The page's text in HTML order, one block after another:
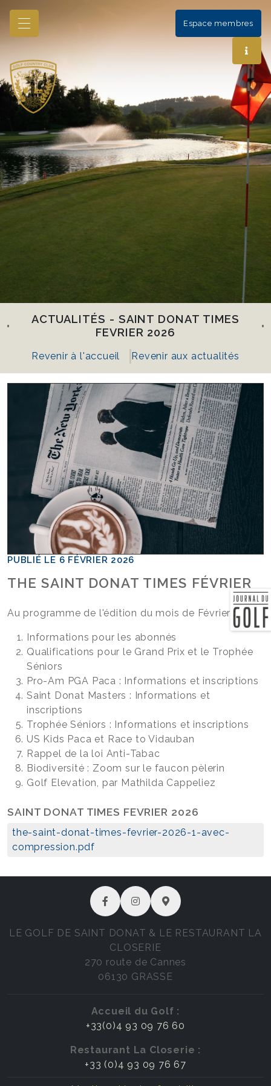
Espace membres
ACTUALITÉS - SAINT DONAT TIMES
FEVRIER 2026
Revenir à l'accueil Revenir aux actualités
PUBLIÉ LE 6 FÉVRIER 2026
THE SAINT DONAT TIMES FÉVRIER
Au programme de l'édition du mois de Février :
Informations pour les abonnés
Qualifications pour le Grand Prix et le Trophée
Séniors
Pro-Am PGA Paca : Informations et inscriptions
Saint Donat Masters : Informations et
inscriptions
Trophée Séniors : Informations et inscriptions
US Kids Paca et Race to Vidauban
Rappel de la loi Anti-Tabac
Biodiversité : Zoom sur le faucon pèlerin
Golf Elevation, par Mathilda Cappeliez
SAINT DONAT TIMES FEVRIER 2026
the-saint-donat-times-fevrier-2026-1-avec-
compression.pdf
LE GOLF DE SAINT DONAT & LE RESTAURANT LA
CLOSERIE
270 route de Cannes
06130 GRASSE
Accueil du Golf :
+33(0)4 93 09 76 60
Restaurant La Closerie :
+33 (0)4 93 09 76 67